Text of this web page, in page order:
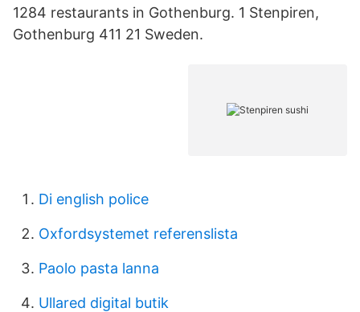
1284 restaurants in Gothenburg. 1 Stenpiren,
Gothenburg 411 21 Sweden.
Di english police
Oxfordsystemet referenslista
Paolo pasta lanna
Ullared digital butik